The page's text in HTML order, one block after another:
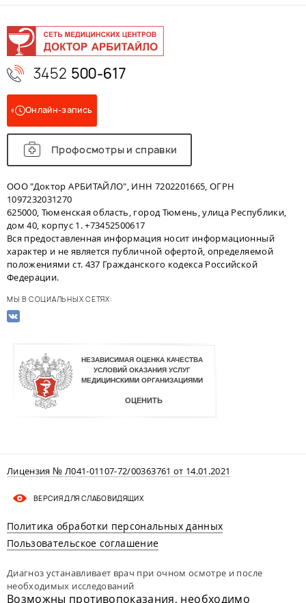
3452 500-617
Онлайн-запись
Профосмотры и справки
ООО "Доктор АРБИТАЙЛО", ИНН 7202201665, ОГРН
1097232031270
625000, Тюменская область, город Тюмень, улица Республики,
дом 40, корпус 1. +73452500617
Вся предоставленная информация носит информационный
характер и не является публичной офертой, определяемой
положениями ст. 437 Гражданского кодекса Российской
Федерации.
МЫ В СОЦИАЛЬНЫХ СЕТЯХ:
Лицензия № Л041-01107-72/00363761 от 14.01.2021
ВЕРСИЯ ДЛЯ СЛАБОВИДЯЩИХ
Политика обработки персональных данных
Пользовательское соглашение
Диагноз устанавливает врач при очном осмотре и после
необходимых исследований
Возможны противопоказания, необходимо